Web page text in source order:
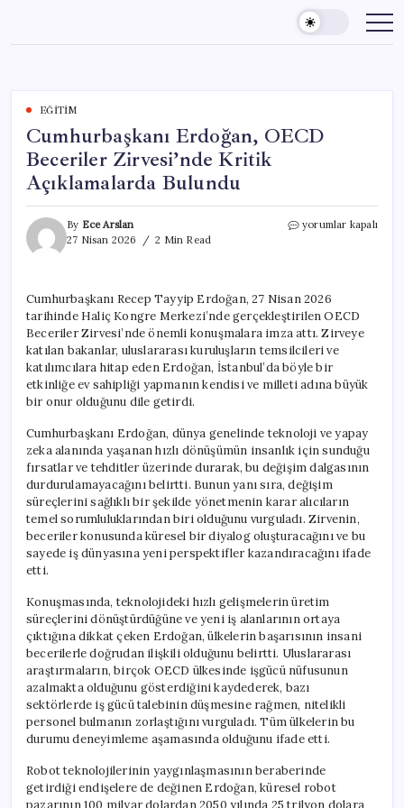
content
EĞITIM
Cumhurbaşkanı Erdoğan, OECD
Beceriler Zirvesi’nde Kritik
Açıklamalarda Bulundu
By Ece Arslan
27 Nisan 2026
2 Min Read
Cumhurbaşkanı
Kritik
Açıklamalarda
Bulundu
için
yorumlar kapalı
Cumhurbaşkanı Recep Tayyip Erdoğan, 27 Nisan 2026
tarihinde Haliç Kongre Merkezi’nde gerçekleştirilen OECD
Beceriler Zirvesi’nde önemli konuşmalara imza attı. Zirveye
katılan bakanlar, uluslararası kuruluşların temsilcileri ve
katılımcılara hitap eden Erdoğan, İstanbul’da böyle bir
etkinliğe ev sahipliği yapmanın kendisi ve milleti adına büyük
bir onur olduğunu dile getirdi.
Cumhurbaşkanı Erdoğan, dünya genelinde teknoloji ve yapay
zeka alanında yaşanan hızlı dönüşümün insanlık için sunduğu
fırsatlar ve tehditler üzerinde durarak, bu değişim dalgasının
durdurulamayacağını belirtti. Bunun yanı sıra, değişim
süreçlerini sağlıklı bir şekilde yönetmenin karar alıcıların
temel sorumluluklarından biri olduğunu vurguladı. Zirvenin,
beceriler konusunda küresel bir diyalog oluşturacağını ve bu
sayede iş dünyasına yeni perspektifler kazandıracağını ifade
etti.
Konuşmasında, teknolojideki hızlı gelişmelerin üretim
süreçlerini dönüştürdüğüne ve yeni iş alanlarının ortaya
çıktığına dikkat çeken Erdoğan, ülkelerin başarısının insani
becerilerle doğrudan ilişkili olduğunu belirtti. Uluslararası
araştırmaların, birçok OECD ülkesinde işgücü nüfusunun
azalmakta olduğunu gösterdiğini kaydederek, bazı
sektörlerde iş gücü talebinin düşmesine rağmen, nitelikli
personel bulmanın zorlaştığını vurguladı. Tüm ülkelerin bu
durumu deneyimleme aşamasında olduğunu ifade etti.
Robot teknolojilerinin yaygınlaşmasının beraberinde
getirdiği endişelere de değinen Erdoğan, küresel robot
pazarının 100 milyar dolardan 2050 yılında 25 trilyon dolara